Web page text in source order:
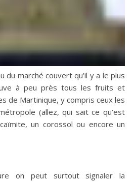
du marché couvert qu’il y a le plus
à peu près tous les fruits et
de Martinique, y compris ceux les
(allez, qui sait ce qu’est
un corossol ou encore un
on peut surtout signaler la